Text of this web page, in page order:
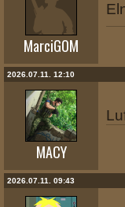
MarciGOM
2026.07.11. 12:10
MACY
2026.07.11. 09:43